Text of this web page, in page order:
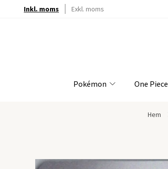
Inkl. moms Exkl. moms
Pokémon One Piece
Hem